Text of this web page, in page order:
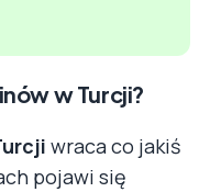
w Turcji?
wraca co jakiś
pojawi się